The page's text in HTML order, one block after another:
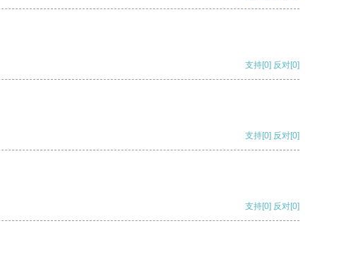
支持[0] 反对[0]
支持[0] 反对[0]
支持[0] 反对[0]